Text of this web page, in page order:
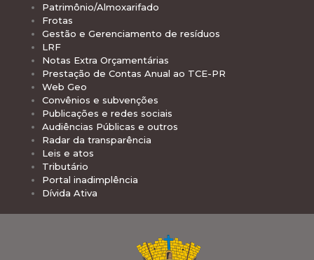
Patrimônio/Almoxarifado
Frotas
Gestão e Gerenciamento de resíduos
LRF
Notas Extra Orçamentárias
Prestação de Contas Anual ao TCE-PR
Web Geo
Convênios e subvenções
Publicações e redes sociais
Audiências Públicas e outros
Radar da transparência
Leis e atos
Tributário
Portal inadimplência
Dívida Ativa